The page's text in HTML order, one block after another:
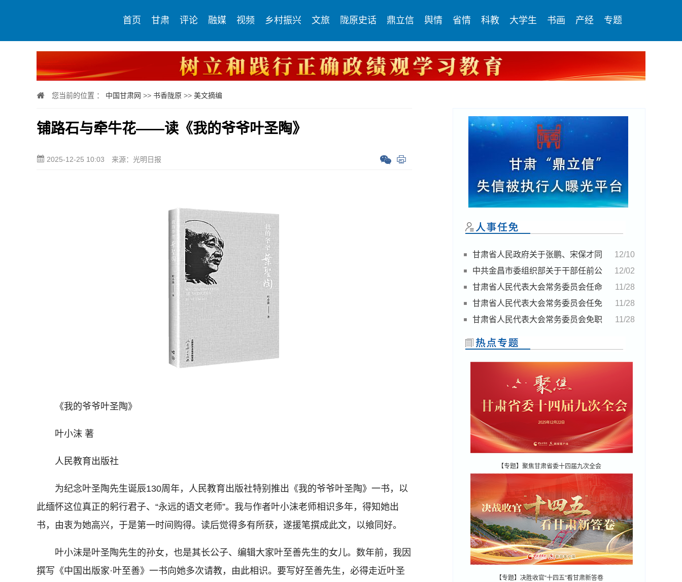
首页 甘肃 评论 融媒 视频 乡村振兴 文旅 陇原史话 鼎立信 舆情 省情 科教 大学生 书画 产经 专题
您当前的位置 ： 中国甘肃网 >> 书香陇原 >> 美文摘编
铺路石与牵牛花——读《我的爷爷叶圣陶》
2025-12-25 10:03 来源：光明日报
《我的爷爷叶圣陶》
叶小沫 著
人民教育出版社
为纪念叶圣陶先生诞辰130周年，人民教育出版社特别推出《我的爷爷叶圣陶》一书，以
此缅怀这位真正的躬行君子、“永远的语文老师”。我与作者叶小沫老师相识多年，得知她出
书，由衷为她高兴，于是第一时间购得。读后觉得多有所获，遂援笔撰成此文，以飨同好。
叶小沫是叶圣陶先生的孙女，也是其长公子、编辑大家叶至善先生的女儿。数年前，我因
撰写《中国出版家·叶至善》一书向她多次请教，由此相识。要写好至善先生，必得走近叶圣
12/10
甘肃省人民政府关于张鹏、宋保才同
志职务任免的通知
12/02
中共金昌市委组织部关于干部任前公
示的公告
11/28
甘肃省人民代表大会常务委员会任命
名单
11/28
甘肃省人民代表大会常务委员会任免
名单
11/28
甘肃省人民代表大会常务委员会免职
名单
【专题】聚焦甘肃省委十四届九次全会
【专题】决胜收官“十四五”看甘肃新答卷